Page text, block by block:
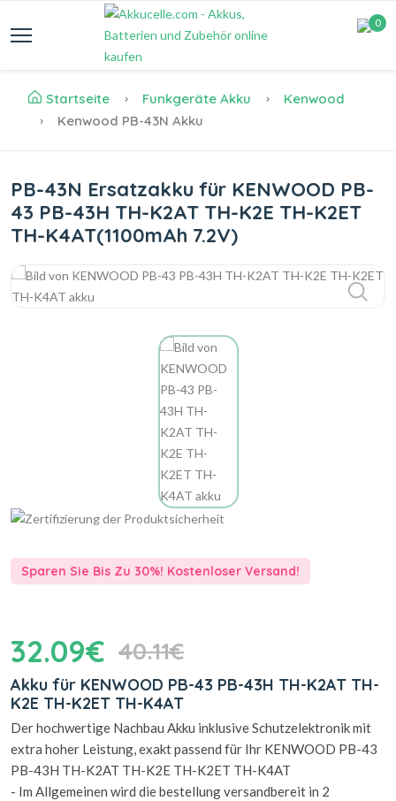
0
Startseite Funkgeräte Akku
Kenwood
Kenwood PB-43N Akku
PB-43N Ersatzakku für KENWOOD PB-
43 PB-43H TH-K2AT TH-K2E TH-K2ET
TH-K4AT(1100mAh 7.2V)
Sparen Sie Bis Zu 30%! Kostenloser Versand!
32.09€ 40.11€
Akku für KENWOOD PB-43 PB-43H TH-K2AT TH-
K2E TH-K2ET TH-K4AT
Der hochwertige Nachbau Akku inklusive Schutzelektronik mit
extra hoher Leistung, exakt passend für Ihr KENWOOD PB-43
PB-43H TH-K2AT TH-K2E TH-K2ET TH-K4AT
- Im Allgemeinen wird die bestellung versandbereit in 2